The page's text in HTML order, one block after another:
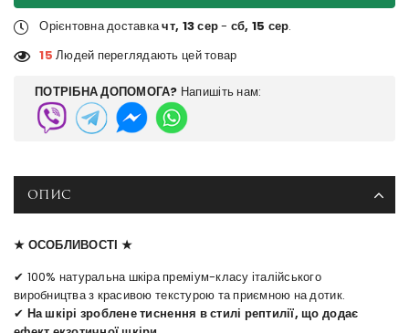
Орієнтовна доставкачт, 13 сер- сб, 15 сер.
15 Людей переглядають цей товар
ПОТРІБНА ДОПОМОГА? Напишіть нам:
ОПИС
★ ОСОБЛИВОСТІ ★
✔ 100% натуральна шкіра преміум-класу італійського
виробництва з красивою текстурою та приємною на дотик.
✔ На шкірі зроблене тиснення в стилі рептилії, що додає